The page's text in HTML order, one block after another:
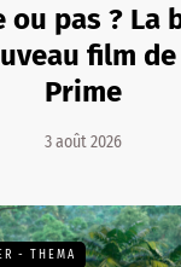
ou pas ? La
film
Prime
3 août 2026
- THEMA